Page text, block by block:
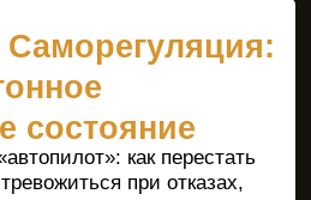
это возбуждало,
как
стратегию, если
сразу (без
как подогревать
сохраняя